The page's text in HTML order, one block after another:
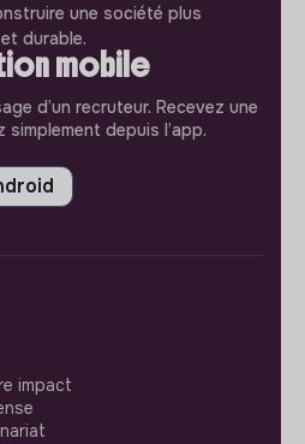
une société plus
durable.
mobile
d’un recruteur. Recevez une
depuis l’app.
impact